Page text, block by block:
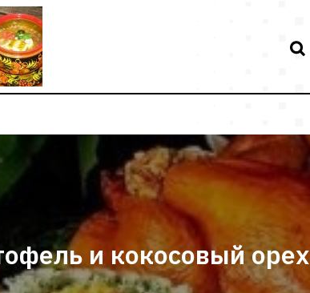
и кокосовый орех